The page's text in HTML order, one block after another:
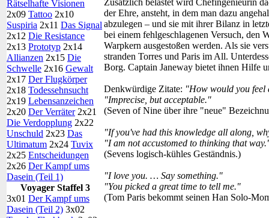
Rätselhafte Visionen
2x09 Tattoo 2x10
Suspiria 2x11 Das Signal
2x12 Die Resistance
2x13 Prototyp 2x14
Allianzen 2x15 Die
Schwelle 2x16 Gewalt
2x17 Der Flugkörper
2x18 Todessehnsucht
2x19 Lebensanzeichen
2x20 Der Verräter2x21
Die Verdopplung 2x22
Unschuld 2x23 Das
Ultimatum 2x24 Tuvix
2x25 Entscheidungen
2x26 Der Kampf ums
Dasein (Teil 1)
Voyager Staffel 3
3x01 Der Kampf ums
Dasein (Teil 2) 3x02
Zusätzlich belastet wird Chefingenieurin
der Ehre, ansteht, in dem man dazu
abzulegen – und sie mit ihrer Bilanz in
bei einem fehlgeschlagenen Versuch, den
Warpkern ausgestoßen werden. Als sie
stranden Torres und Paris im All.
Borg. Captain Janeway bietet ihnen Hilfe
Denkwürdige Zitate: "How would you feel
"Imprecise, but acceptable."
(Seven of Nine über ihre "neue"
"If you've had this knowledge all along,
"I am not accustomed to thinking that
(Sevens logisch-kühles Geständnis.)
"I love you. … Say something."
"You picked a great time to tell me."
(Tom Paris bekommt seinen Han Solo-